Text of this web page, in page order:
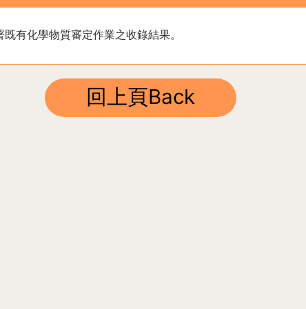
有化學物質審定作業之收錄結果。